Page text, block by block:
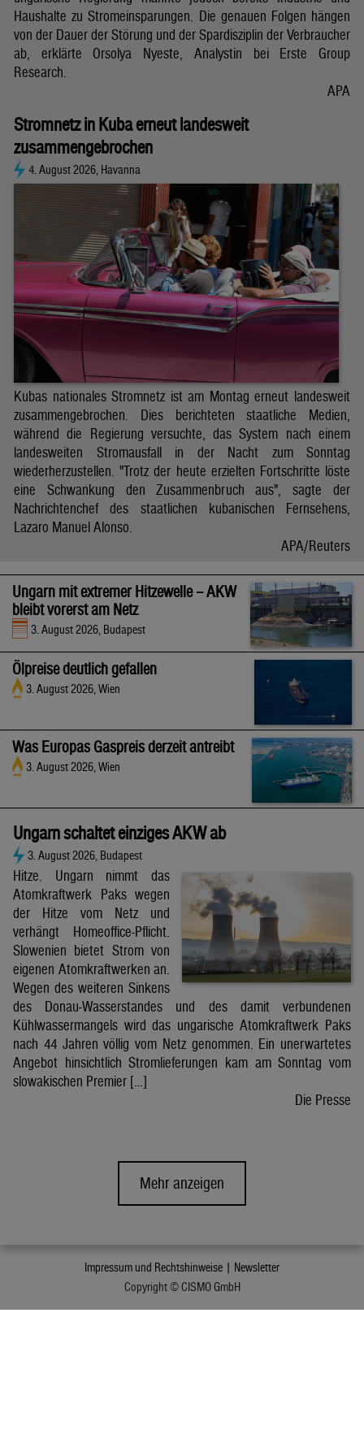
Haushalte zu Stromeinsparungen. Die genauen Folgen hängen
von der Dauer der Störung und der Spardisziplin der Verbraucher
ab, erklärte Orsolya Nyeste, Analystin bei Erste Group
Research.
APA
Stromnetz in Kuba erneut landesweit
zusammengebrochen
4. August 2026, Havanna
Kubas nationales Stromnetz ist am Montag erneut landesweit
zusammengebrochen. Dies berichteten staatliche Medien,
während die Regierung versuchte, das System nach einem
landesweiten Stromausfall in der Nacht zum Sonntag
wiederherzustellen. "Trotz der heute erzielten Fortschritte löste
eine Schwankung den Zusammenbruch aus", sagte der
Nachrichtenchef des staatlichen kubanischen Fernsehens,
Lazaro Manuel Alonso.
APA/Reuters
Ungarn mit extremer Hitzewelle – AKW
bleibt vorerst am Netz
3. August 2026, Budapest
Ölpreise deutlich gefallen
3. August 2026, Wien
Was Europas Gaspreis derzeit antreibt
3. August 2026, Wien
Ungarn schaltet einziges AKW ab
3. August 2026, Budapest
Hitze. Ungarn nimmt das
Atomkraftwerk Paks wegen
der Hitze vom Netz und
verhängt Homeoffice-Pflicht.
Slowenien bietet Strom von
eigenen Atomkraftwerken an.
Wegen des weiteren Sinkens
des Donau-Wasserstandes und des damit verbundenen
Kühlwassermangels wird das ungarische Atomkraftwerk Paks
nach 44 Jahren völlig vom Netz genommen. Ein unerwartetes
Angebot hinsichtlich Stromlieferungen kam am Sonntag vom
slowakischen Premier […]
Die Presse
Mehr anzeigen
Impressum und Rechtshinweise | Newsletter
Copyright © CISMO GmbH